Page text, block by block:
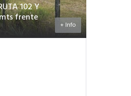
102 Y
frente
+ Info